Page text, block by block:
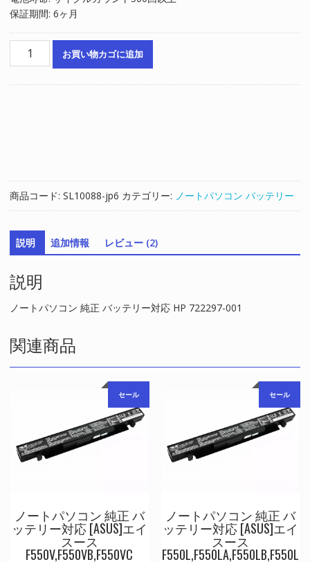
た。
す。
保証期間: 6ヶ月
バ
ッ
テ
リ
ー
応
HP
722297-
個
お買い物カゴに追加
商品コード: SL10088-jp6 カテゴリー: ノートパソコン バッテリー
説明 追加情報 レビュー (2)
説明
ノートパソコン 純正 バッテリー対応 HP 722297-001
関連商品
セール
ノートパソコン 純正 バ
ッテリー対応 [ASUS]エイ
スース
F550V,F550VB,F550VC
セール
ノートパソコン 純正 バ
ッテリー対応 [ASUS]エイ
スース
F550L,F550LA,F550LB,F550L